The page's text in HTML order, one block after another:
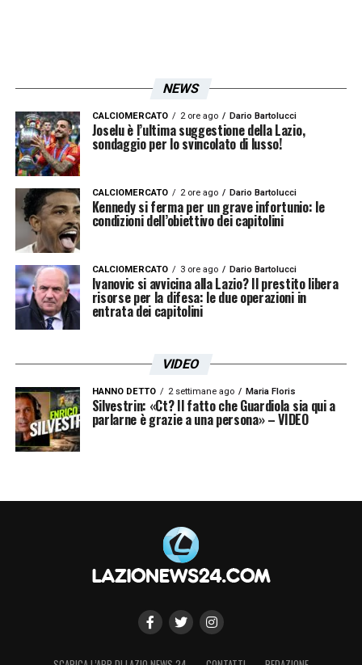
NEWS
CALCIOMERCATO 2 ore ago Dario Bartolucci
Joselu è l’ultima suggestione della Lazio,
sondaggio per lo svincolato di lusso!
CALCIOMERCATO 2 ore ago Dario Bartolucci
Kennedy si ferma per un grave infortunio: le
condizioni dell’obiettivo dei capitolini
CALCIOMERCATO 3 ore ago Dario Bartolucci
Ivanovic si avvicina alla Lazio? Il prestito libera
risorse per la difesa: le due operazioni in
entrata dei capitolini
VIDEO
HANNO DETTO 2 settimane ago Maria Floris
Silvestrin: «Ct? Il fatto che Guardiola sia qui a
parlarne è grazie a una persona» – VIDEO